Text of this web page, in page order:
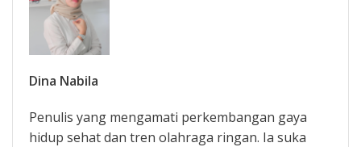
Dina Nabila
Penulis yang mengamati perkembangan gaya
hidup sehat dan tren olahraga ringan. Ia suka